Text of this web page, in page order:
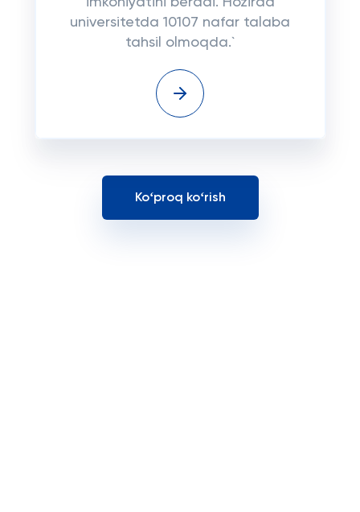
universitetda 10107 nafar talaba
tahsil olmoqda.`
Koʻproq koʻrish